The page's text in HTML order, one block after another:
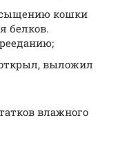
кошки
белков.
выложил
влажного